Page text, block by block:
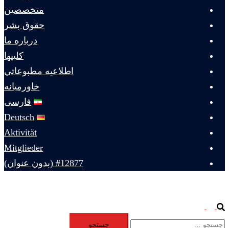
متخصصين
حقوق بشر
درباره ما
كليپها
اطلاعيه مطبوعاتي
خاورميانه
فارسی
Deutsch
Aktivität
Mitglieder
#12877 (بدون عنوان)
Search
menuجستجو